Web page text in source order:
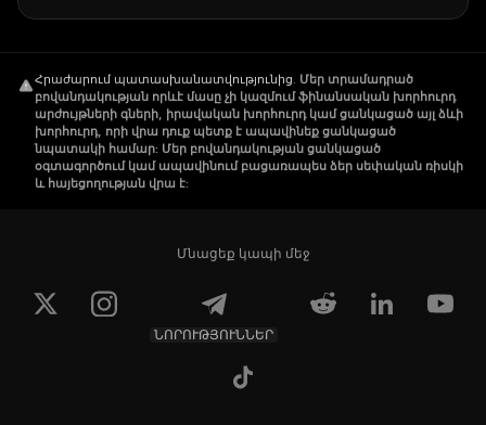
Հրաժարում պատասխանատվությունից. Մեր տրամադրած
բովանդակության որևէ մասը չի կազմում ֆինանսական խորհուրդ
արժույթների գների, իրավական խորհուրդ կամ ցանկացած այլ ձևի
խորհուրդ, որի վրա դուք պետք է ապավինեք ցանկացած
նպատակի համար: Մեր բովանդակության ցանկացած
օգտագործում կամ ապավինում բացառապես ձեր սեփական ռիսկի
և հայեցողության վրա է:
Մնացեք կապի մեջ
ՆՈՐՈՒԹՅՈՒՆՆԵՐ